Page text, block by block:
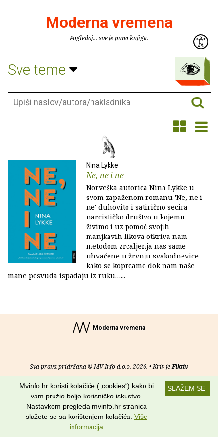
Moderna vremena
Pogledaj... sve je puno knjiga.
Sve teme
Nina Lykke
Ne, ne i ne
Norveška autorica Nina Lykke u
svom zapaženom romanu 'Ne, ne i
ne' duhovito i satirično secira
narcističko društvo u kojemu
živimo i uz pomoć svojih
manjkavih likova otkriva nam
metodom zrcaljenja nas same –
uhvaćene u žrvnju svakodnevice
kako se koprcamo dok nam naše
mane posvuda ispadaju iz ruku…...
Moderna vremena
Sva prava pridržana © MV Info d.o.o. 2026. • Kriv jeFiktiv
O nama• Pomoć•Uvjeti korištenja•RSS kanali
Potraži nas na:
SLAŽEM SE
Mvinfo.hr koristi kolačiće („cookies“) kako bi
vam pružio bolje korisničko iskustvo.
Nastavkom pregleda mvinfo.hr stranica
slažete se sa korištenjem kolačića. Više
informacija